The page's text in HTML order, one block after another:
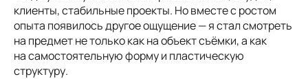
клиенты, стабильные проекты. Но вместе с ростом
опыта появилось другое ощущение — я стал смотреть
на предмет не только как на объект съёмки, а как
на самостоятельную форму и пластическую
структуру.